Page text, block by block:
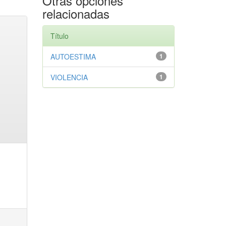
relacionadas
Título
1
AUTOESTIMA
1
VIOLENCIA